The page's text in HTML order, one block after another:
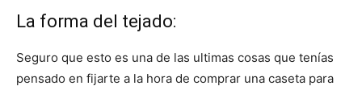
La forma del tejado:
Seguro que esto es una de las ultimas cosas que tenías
pensado en fijarte a la hora de comprar una caseta para